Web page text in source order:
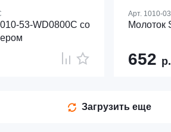
53-WD0800C со
Арт. 1010-
Молоток
652 р.
Загрузить еще